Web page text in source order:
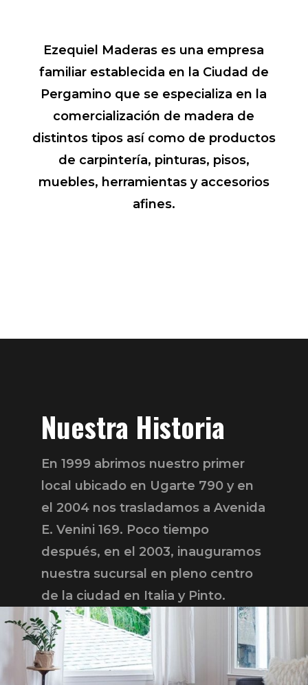
Ezequiel Maderas es una empresa
familiar establecida en la Ciudad de
Pergamino que se especializa en la
comercialización de madera de
distintos tipos así como de productos
de carpintería, pinturas, pisos,
muebles, herramientas y accesorios
afines.
Nuestra Historia
En 1999 abrimos nuestro primer
local ubicado en Ugarte 790 y en
el 2004 nos trasladamos a Avenida
E. Venini 169. Poco tiempo
después, en el 2003, inauguramos
nuestra sucursal en pleno centro
de la ciudad en Italia y Pinto.